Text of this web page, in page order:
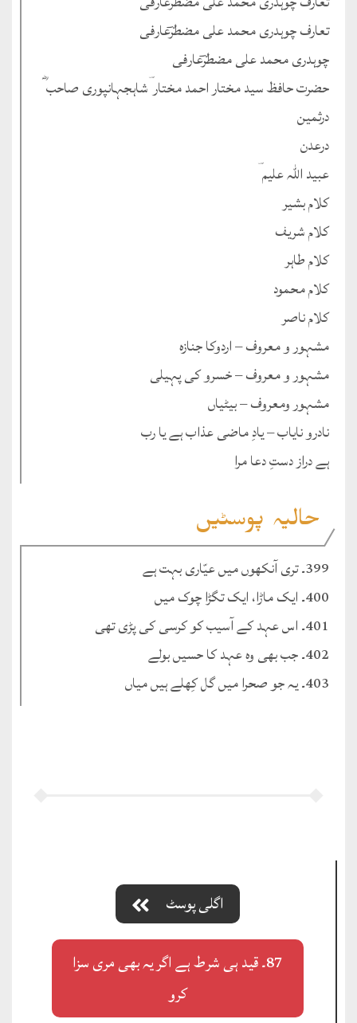
تعارف چوہدری محمد علی مضطرؔعارفی
چوہدری محمد علی مضطرؔعارفی
حضرت حافظ سید مختار احمد مختار ؔشاہجہانپوری صاحب ؓ
درثمین
درعدن
عبید اللہ علیم ؔ
کلام بشیر
کلام شریف
کلام طاہر
کلام محمود
کلام ناصر
مشہور و معروف – اردوکا جنازہ
مشہور و معروف – خسرو کی پہیلی
مشہور ومعروف – بیٹیاں
نادرو نایاب – یادِ ماضی عذاب ہے یا رب
ہے دراز دستِ دعا مرا
حالیہ پوسٹیں
399۔ تری آنکھوں میں عیّاری بہت ہے
400۔ ایک ماڑا، ایک تگڑا چوک میں
401۔ اس عہد کے آسیب کو کرسی کی پڑی تھی
402۔ جب بھی وہ عہد کا حسیں بولے
403۔ یہ جو صحرا میں گل کِھلے ہیں میاں
اگلی پوسٹ
87۔ قید ہی شرط ہے اگر یہ بھی مری سزا
کرو